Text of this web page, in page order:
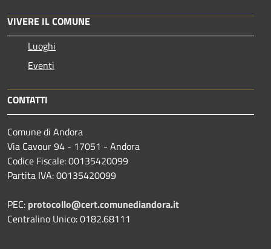
VIVERE IL COMUNE
Luoghi
Eventi
CONTATTI
Comune di Andora
Via Cavour 94 - 17051 - Andora
Codice Fiscale: 00135420099
Partita IVA: 00135420099
PEC: protocollo@cert.comunediandora.it
Centralino Unico: 0182.68111